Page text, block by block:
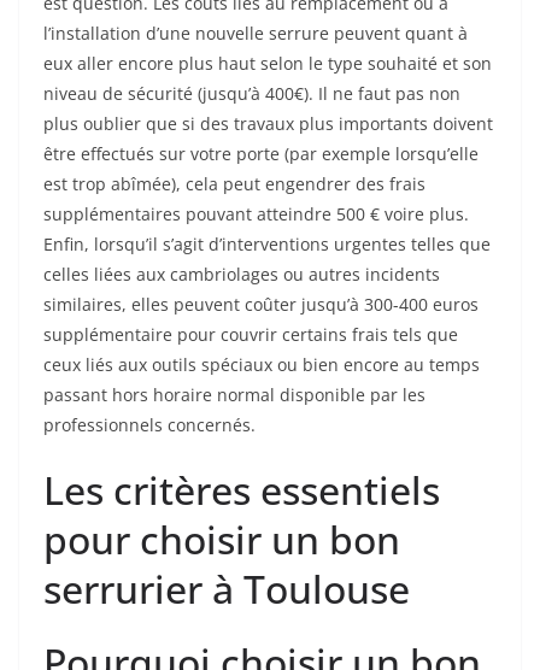
l’installation d’une nouvelle serrure peuvent quant à
eux aller encore plus haut selon le type souhaité et son
niveau de sécurité (jusqu’à 400€). Il ne faut pas non
plus oublier que si des travaux plus importants doivent
être effectués sur votre porte (par exemple lorsqu’elle
est trop abîmée), cela peut engendrer des frais
supplémentaires pouvant atteindre 500 € voire plus.
Enfin, lorsqu’il s’agit d’interventions urgentes telles que
celles liées aux cambriolages ou autres incidents
similaires, elles peuvent coûter jusqu’à 300-400 euros
supplémentaire pour couvrir certains frais tels que
ceux liés aux outils spéciaux ou bien encore au temps
passant hors horaire normal disponible par les
professionnels concernés.
Les critères essentiels
pour choisir un bon
serrurier à Toulouse